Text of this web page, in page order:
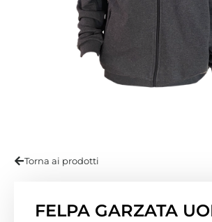
Torna ai prodotti
FELPA GARZATA